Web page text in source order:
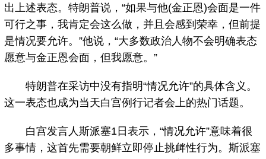
出上述表态。特朗普说，“如果与他(金正恩)会面是一件
可行之事，我肯定会这么做，并且会感到荣幸，但前提
是情况要允许。”他说，“大多数政治人物不会明确表态
愿意与金正恩会面，但我愿意。”
特朗普在采访中没有指明“情况允许”的具体含义。
这一表态也成为当天白宫例行记者会上的热门话题。
白宫发言人斯派塞1日表示，“情况允许”意味着很
多事情，这首先需要朝鲜立即停止挑衅性行为。斯派塞